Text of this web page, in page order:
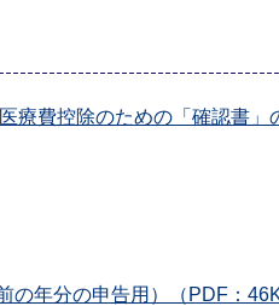
療費控除のための「確認書
年分の申告用）（PDF：